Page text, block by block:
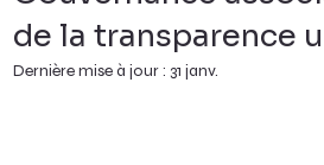
de la transparence
Dernière mise à jour : 31 janv.